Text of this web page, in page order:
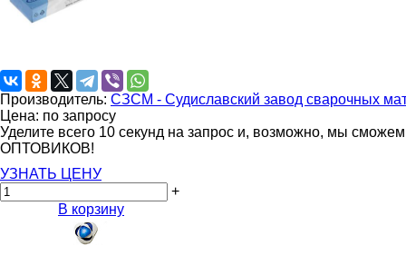
Производитель: СЗСМ - Судиславский завод сварочных
Цена: по запросу
Уделите всего 10 секунд на запрос и, возможно, мы
ОПТОВИКОВ!
УЗНАТЬ ЦЕНУ
+
В корзину